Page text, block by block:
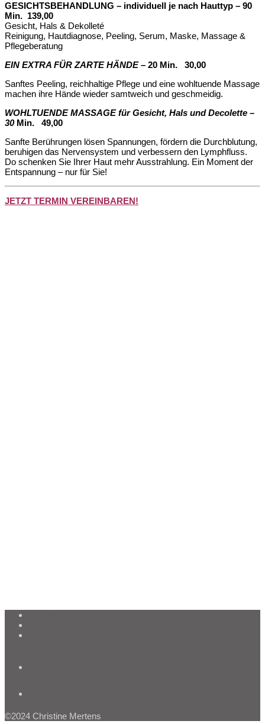
GESICHTSBEHANDLUNG – individuell je nach Hauttyp – 90
Min. 139,00
Gesicht, Hals & Dekolleté
Reinigung, Hautdiagnose, Peeling, Serum, Maske, Massage &
Pflegeberatung
EIN EXTRA FÜR ZARTE HÄNDE – 20 Min.
30,00
Sanftes Peeling, reichhaltige Pflege und eine wohltuende Massage
machen ihre Hände wieder samtweich und geschmeidig.
WOHLTUENDE MASSAGE für Gesicht, Hals und Decolette –
30Min.
49,00
Sanfte Berührungen lösen Spannungen, fördern die Durchblutung,
beruhigen das Nervensystem und verbessern den Lymphfluss.
Do schenken Sie Ihrer Haut mehr Ausstrahlung. Ein Moment der
Entspannung – nur für Sie!
JETZT TERMIN VEREINBAREN!
©2024 Christine Mertens